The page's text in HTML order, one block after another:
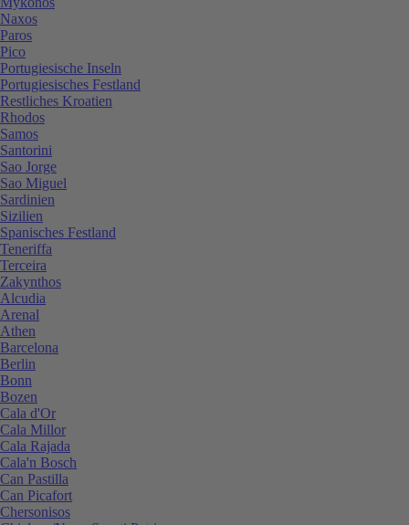
Naxos
Paros
Pico
Portugiesische Inseln
Portugiesisches Festland
Restliches Kroatien
Rhodos
Samos
Santorini
Sao Jorge
Sao Miguel
Sardinien
Sizilien
Spanisches Festland
Teneriffa
Terceira
Zakynthos
Alcudia
Arenal
Athen
Barcelona
Berlin
Bonn
Bozen
Cala d'Or
Cala Millor
Cala Rajada
Cala'n Bosch
Can Pastilla
Can Picafort
Chersonisos